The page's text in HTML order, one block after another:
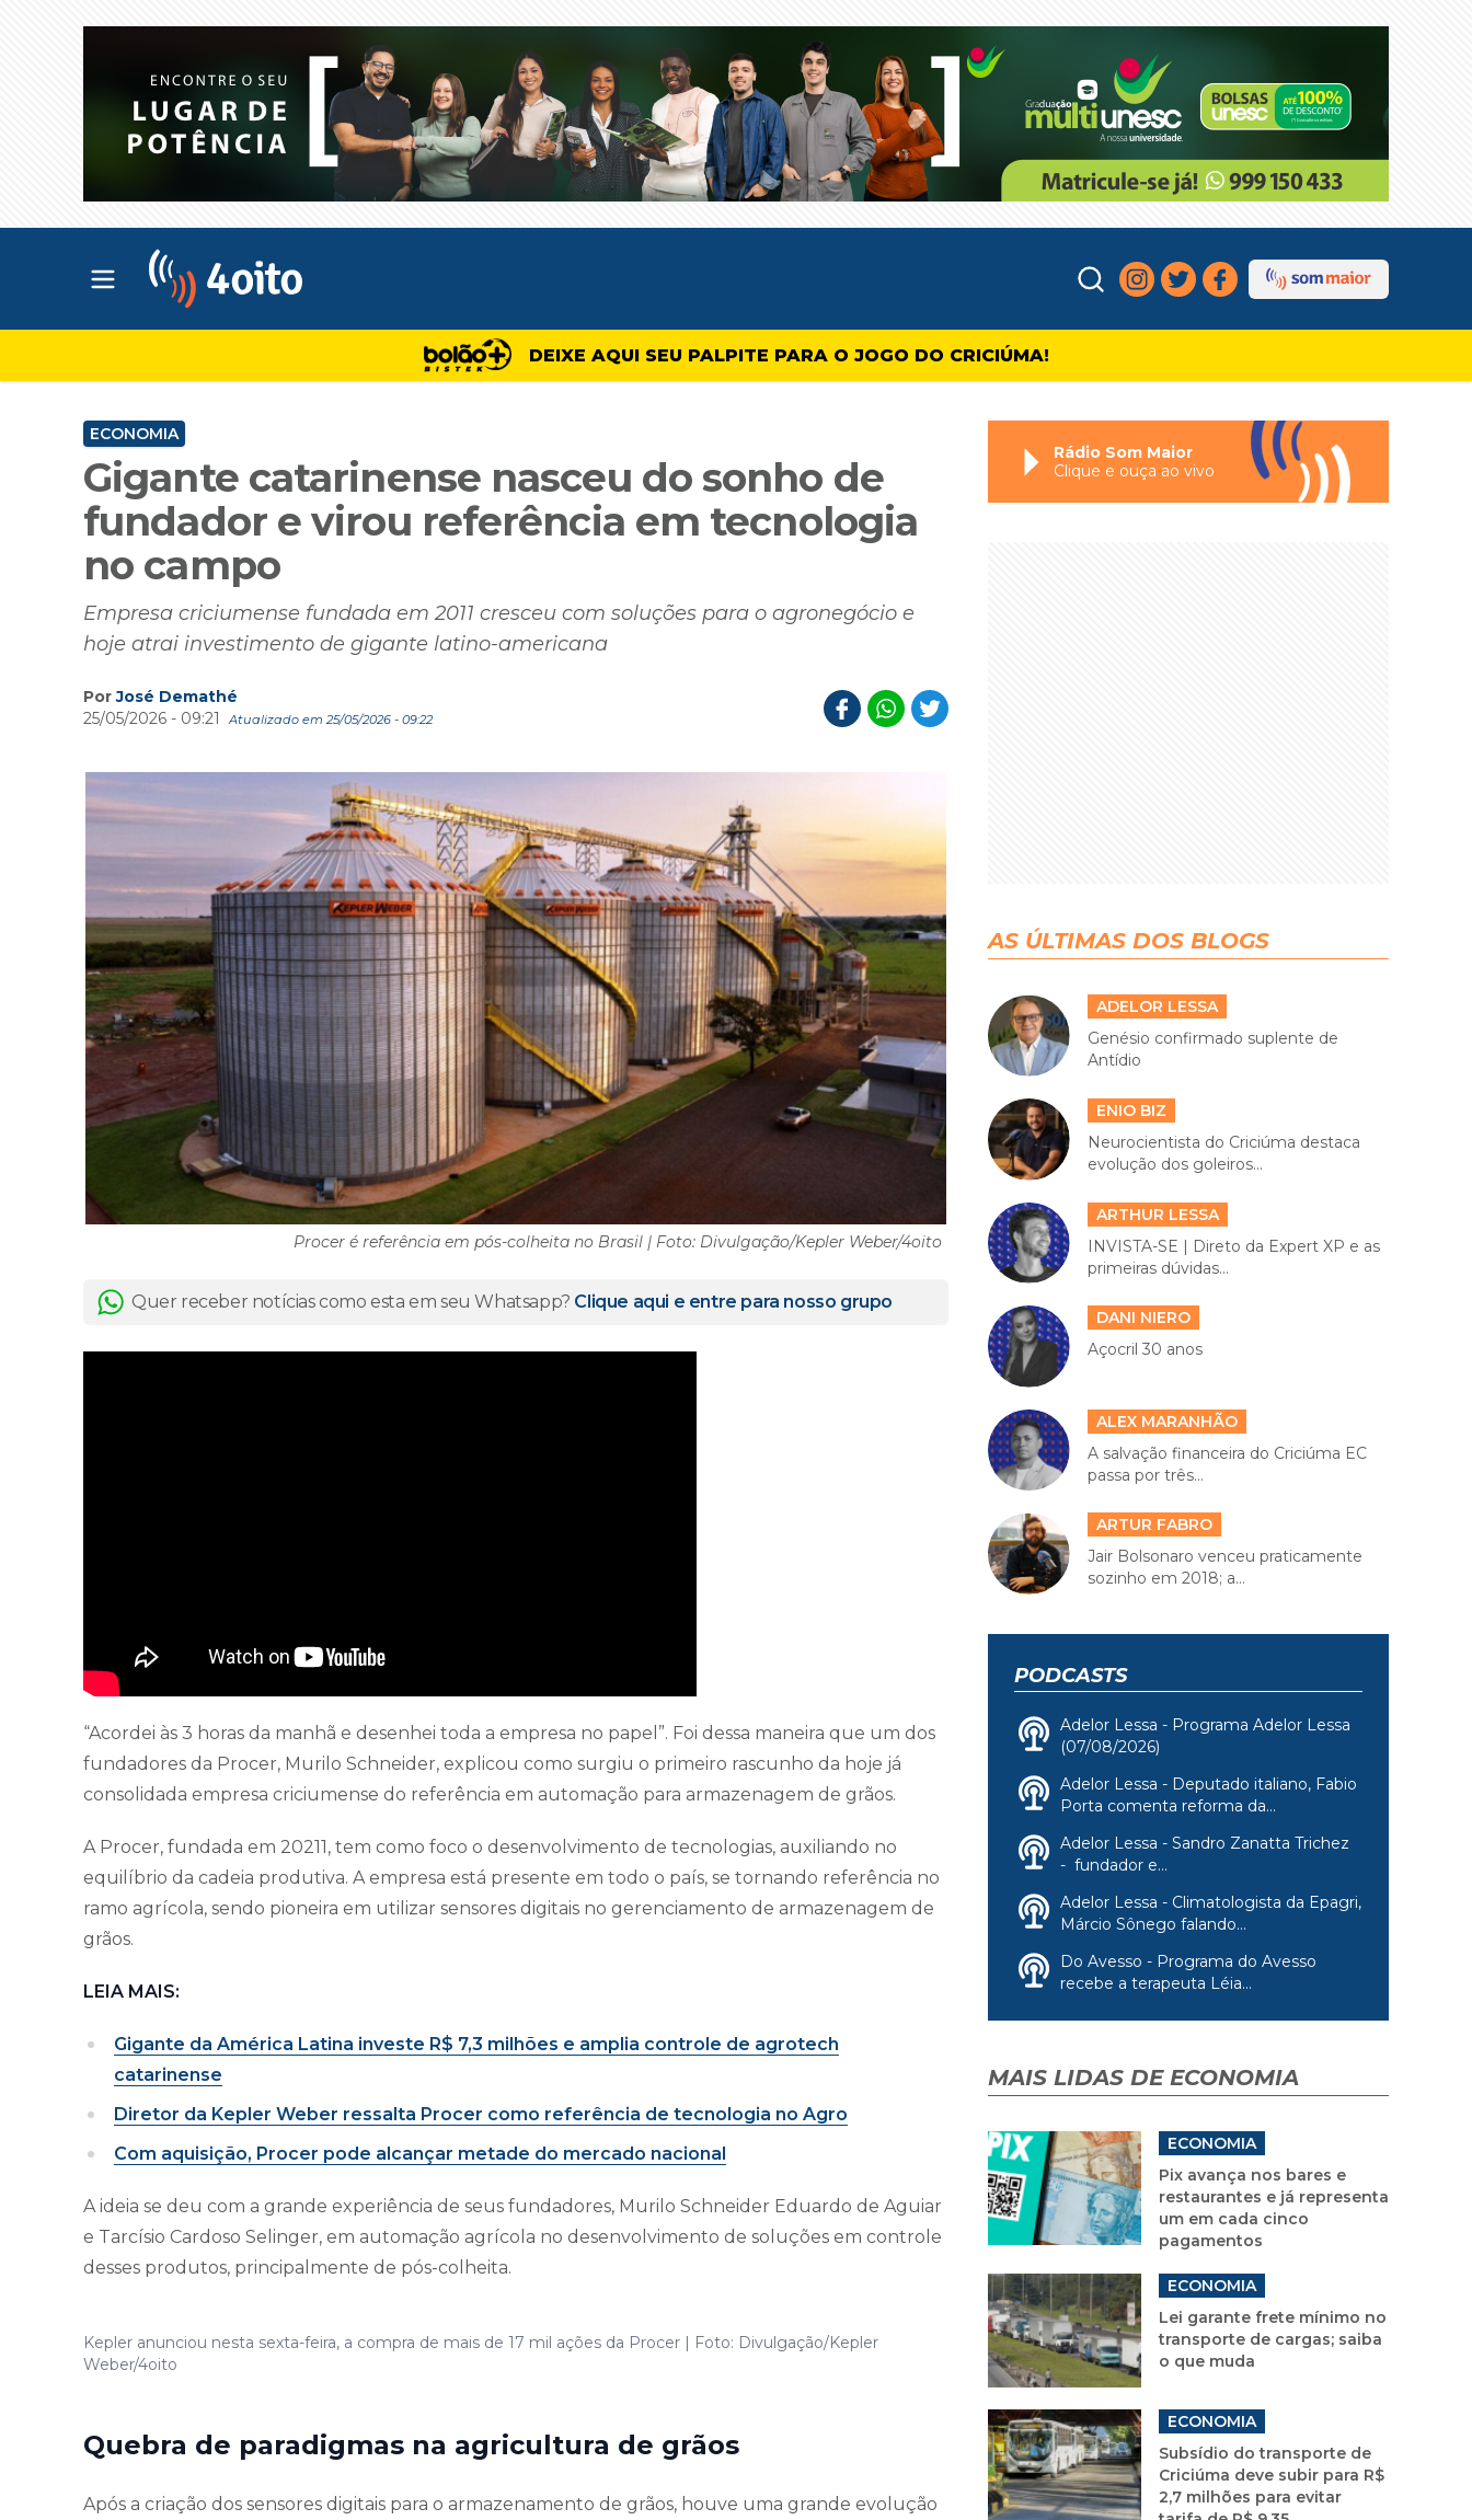
Abrir menu principal
DEIXE AQUI SEU PALPITE PARA O JOGO DO CRICIÚMA!
ECONOMIA
Gigante catarinense nasceu do sonho de
fundador e virou referência em tecnologia
no campo
Empresa criciumense fundada em 2011 cresceu com soluções para o agronegócio e
hoje atrai investimento de gigante latino-americana
PorJosé Demathé
25/05/2026 - 09:21
Atualizado em 25/05/2026 - 09:22
Procer é referência em pós-colheita no Brasil | Foto: Divulgação/Kepler Weber/4oito
Quer receber notícias como esta em seu Whatsapp? Clique aqui e entre para nosso grupo
“Acordei às 3 horas da manhã e desenhei toda a empresa no papel”. Foi dessa maneira que um dos
fundadores da Procer, Murilo Schneider, explicou como surgiu o primeiro rascunho da hoje já
consolidada empresa criciumense do referência em automação para armazenagem de grãos.
A Procer, fundada em 20211, tem como foco o desenvolvimento de tecnologias, auxiliando no
equilíbrio da cadeia produtiva. A empresa está presente em todo o país, se tornando referência no
ramo agrícola, sendo pioneira em utilizar sensores digitais no gerenciamento de armazenagem de
grãos.
LEIA MAIS:
Gigante da América Latina investe R$ 7,3 milhões e amplia controle de agrotech
catarinense
Diretor da Kepler Weber ressalta Procer como referência de tecnologia no Agro
Com aquisição, Procer pode alcançar metade do mercado nacional
A ideia se deu com a grande experiência de seus fundadores, Murilo Schneider Eduardo de Aguiar
e Tarcísio Cardoso Selinger, em automação agrícola no desenvolvimento de soluções em controle
desses produtos, principalmente de pós-colheita.
Kepler anunciou nesta sexta-feira, a compra de mais de 17 mil ações da Procer | Foto: Divulgação/Kepler
Weber/4oito
Quebra de paradigmas na agricultura de grãos
Após a criação dos sensores digitais para o armazenamento de grãos, houve uma grande evolução
Rádio Som Maior
Clique e ouça ao vivo
AS ÚLTIMAS DOS BLOGS
ADELOR LESSA
Genésio confirmado suplente de
Antídio
ENIO BIZ
Neurocientista do Criciúma destaca
evolução dos goleiros...
ARTHUR LESSA
INVISTA-SE | Direto da Expert XP e as
primeiras dúvidas...
DANI NIERO
Açocril 30 anos
ALEX MARANHÃO
A salvação financeira do Criciúma EC
passa por três...
ARTUR FABRO
Jair Bolsonaro venceu praticamente
sozinho em 2018; a...
PODCASTS
Adelor Lessa - Programa Adelor Lessa
(07/08/2026)
Adelor Lessa - Deputado italiano, Fabio
Porta comenta reforma da...
Adelor Lessa - Sandro Zanatta Trichez
- fundador e...
Adelor Lessa - Climatologista da Epagri,
Márcio Sônego falando...
Do Avesso - Programa do Avesso
recebe a terapeuta Léia...
MAIS LIDAS DE ECONOMIA
ECONOMIA
Pix avança nos bares e
restaurantes e já representa
um em cada cinco
pagamentos
ECONOMIA
Lei garante frete mínimo no
transporte de cargas; saiba
o que muda
ECONOMIA
Subsídio do transporte de
Criciúma deve subir para R$
2,7 milhões para evitar